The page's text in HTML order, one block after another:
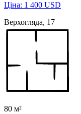
Ціна: 1 400 USD
Верхогляда, 17
80 м²